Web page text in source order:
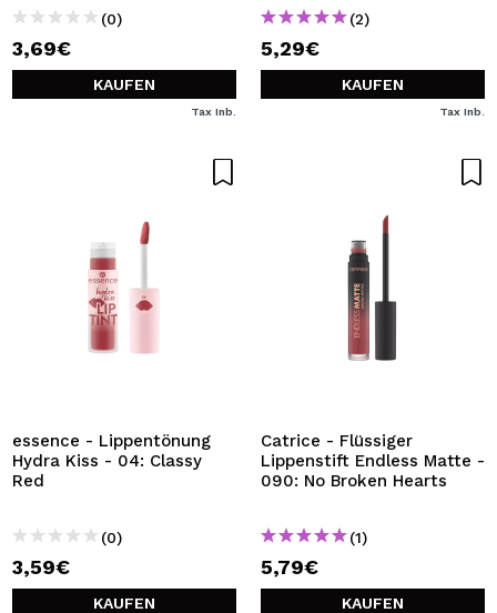
(0)
3,69€
KAUFEN
Tax Inb.
(2)
5,29€
KAUFEN
Tax Inb.
essence - Lippentönung
Hydra Kiss - 04: Classy
Red
(0)
3,59€
KAUFEN
Catrice - Flüssiger
Lippenstift Endless Matte -
090: No Broken Hearts
(1)
5,79€
KAUFEN